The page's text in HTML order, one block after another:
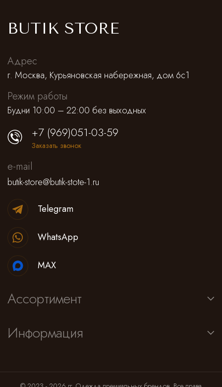
BUTIK STORE
Адрес
г. Москва, Курьяновская набережная, дом 6с1
Режим работы
Будни 10:00 – 22:00 без выходных
Ассортимент
Информация
+7 (969)051-03-59
Заказать звонок
e-mail
butik-store@butik-stote-1.ru
Telegram
WhatsApp
MAX